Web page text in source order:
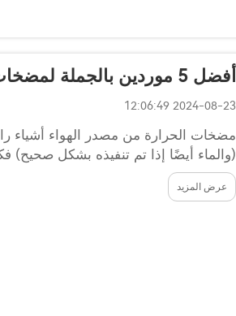
أفضل 5 موردين بالجملة لمضخات الحرارة ذات المصدر الهوائي في أيسلندا
2024-08-23 12:06:49
مضخات الحرارة من مصدر الهواء أشياء
(والماء أيضًا إذا تم تنفيذه بشكل
الحرارة من...
عرض المزيد